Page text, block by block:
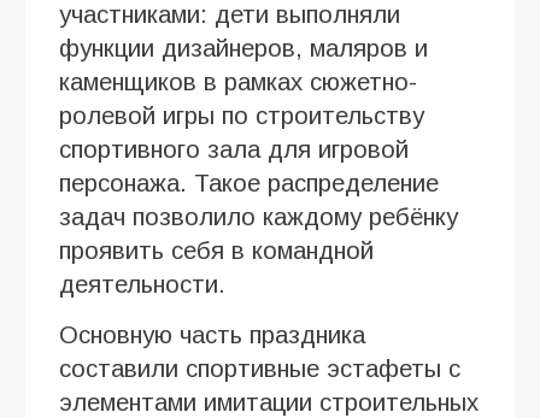
участниками: дети выполняли
функции дизайнеров, маляров и
каменщиков в рамках сюжетно-
ролевой игры по строительству
спортивного зала для игровой
персонажа. Такое распределение
задач позволило каждому ребёнку
проявить себя в командной
деятельности.
Основную часть праздника
составили спортивные эстафеты с
элементами имитации строительных